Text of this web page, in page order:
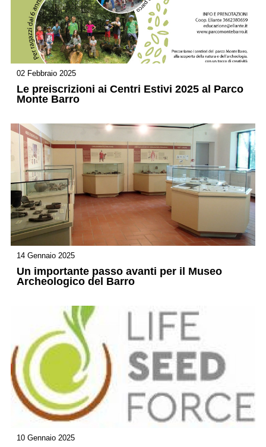
02 Febbraio 2025
Le preiscrizioni ai Centri Estivi 2025 al Parco
Monte Barro
14 Gennaio 2025
Un importante passo avanti per il Museo
Archeologico del Barro
10 Gennaio 2025